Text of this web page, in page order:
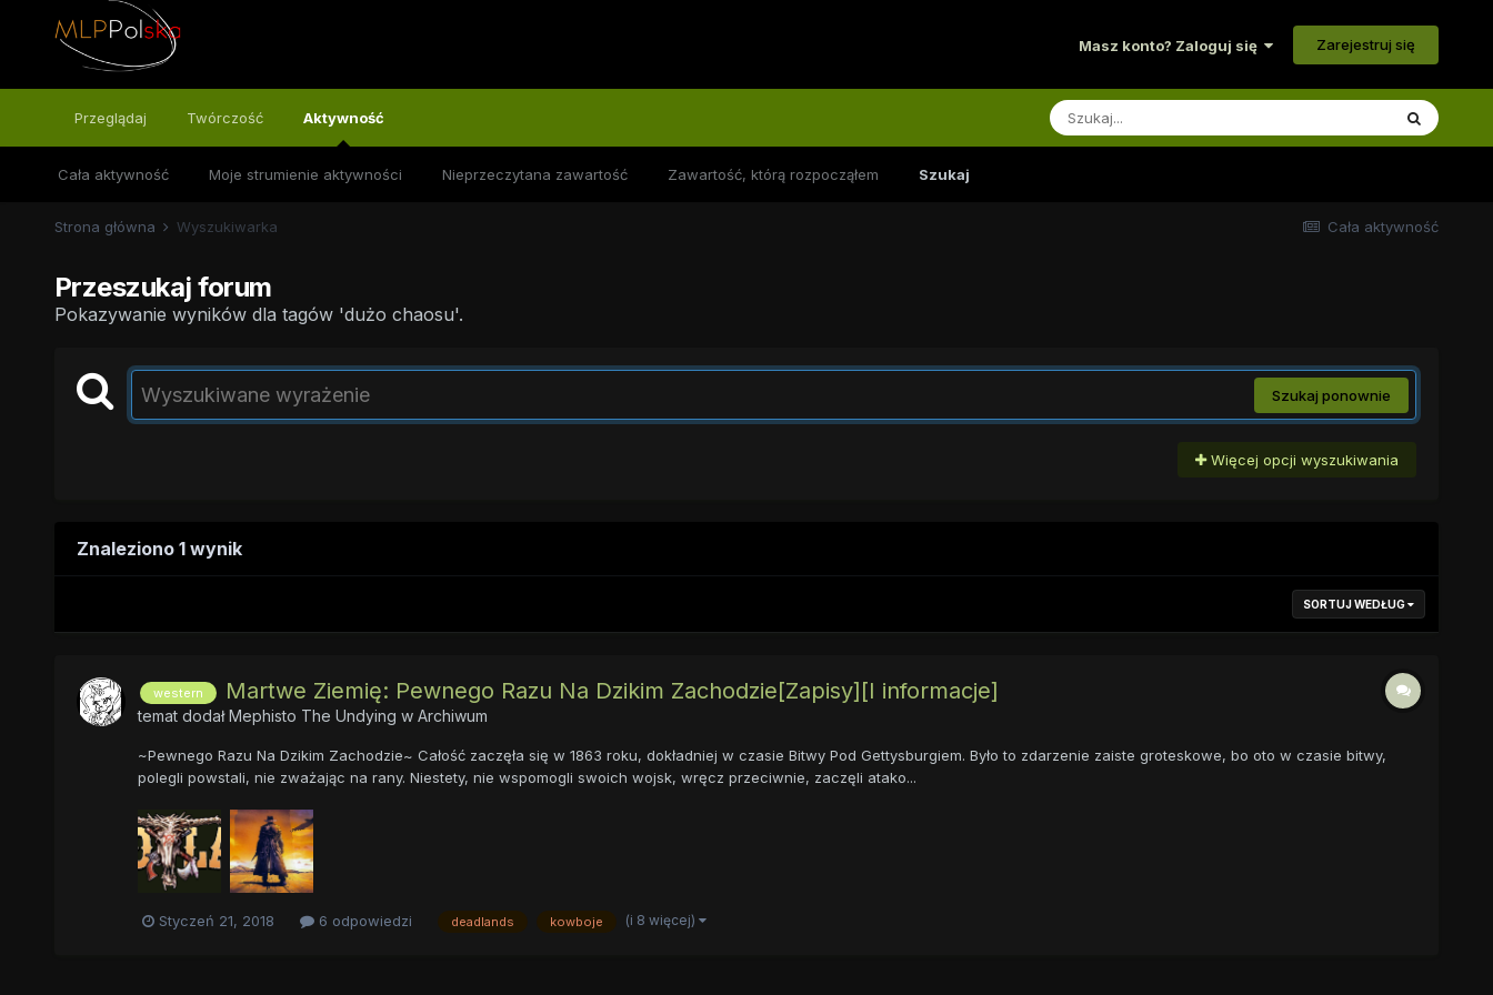
Masz konto? Zaloguj się Zarejestruj się
Przeglądaj Twórczość Aktywność
Cała aktywność Moje strumienie aktywności Nieprzeczytana zawartość Zawartość, którą rozpocząłem Szukaj
Cała aktywność
Strona główna Wyszukiwarka
Przeszukaj forum
Pokazywanie wyników dla tagów 'dużo chaosu'.
Szukaj ponownie
Więcej opcji wyszukiwania
Znaleziono 1 wynik
SORTUJ WEDŁUG
western Martwe Ziemię: Pewnego Razu Na Dzikim Zachodzie[Zapisy][I informacje]
temat dodałMephisto The Undying w Archiwum
~Pewnego Razu Na Dzikim Zachodzie~ Całość zaczęła się w 1863 roku, dokładniej w czasie Bitwy Pod Gettysburgiem. Było to zdarzenie zaiste groteskowe, bo oto w czasie bitwy,
polegli powstali, nie zważając na rany. Niestety, nie wspomogli swoich wojsk, wręcz przeciwnie, zaczęli atako...
Styczeń 21, 2018 6 odpowiedzi deadlands kowboje (i 8 więcej)